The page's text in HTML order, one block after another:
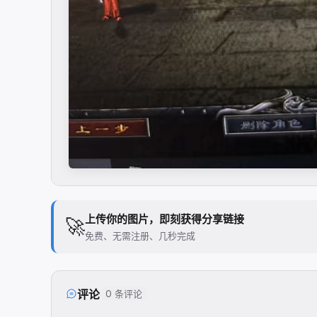
🚀上传你的图片，即刻获得分享链接
免费、无需注册、几秒完成
评论 0 条评论